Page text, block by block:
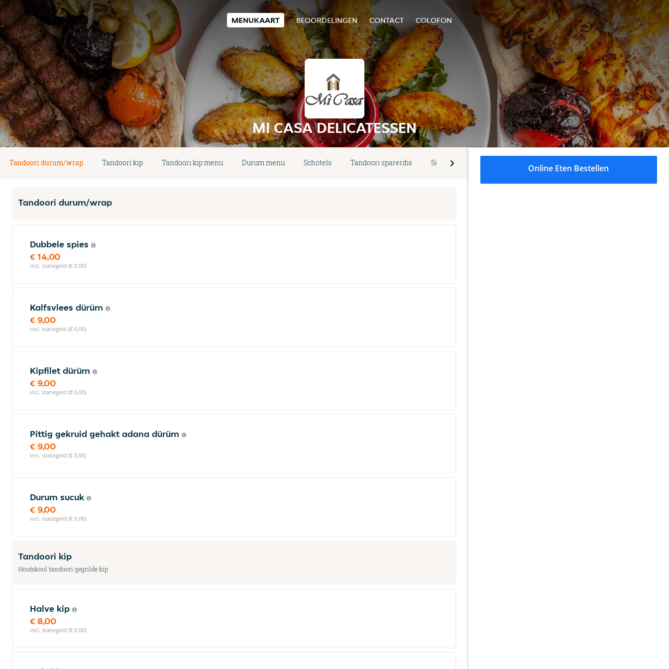
MENUKAART BEOORDELINGEN CONTACT COLOFON
MI CASA DELICATESSEN
Tandoori durum/wrap Tandoori kip Tandoori kip menu Durum menu Schotels Tandoori spareribs Soep Rijst Cigköfte
Tandoori durum/wrap
Dubbele spies
€ 14,00
incl. statiegeld (€ 0,00)
Kalfsvlees dürüm
€ 9,00
incl. statiegeld (€ 0,00)
Kipfilet dürüm
€ 9,00
incl. statiegeld (€ 0,00)
Pittig gekruid gehakt adana dürüm
€ 9,00
incl. statiegeld (€ 0,00)
Durum sucuk
€ 9,00
incl. statiegeld (€ 0,00)
Tandoori kip
Houtskool tandoori gegrilde kip
Halve kip
€ 8,00
incl. statiegeld (€ 0,00)
Online Eten Bestellen